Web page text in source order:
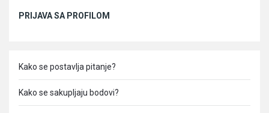
PRIJAVA SA PROFILOM
Kako se postavlja pitanje?
Kako se sakupljaju bodovi?